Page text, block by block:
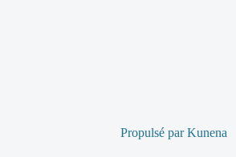
Propulsé parKunena